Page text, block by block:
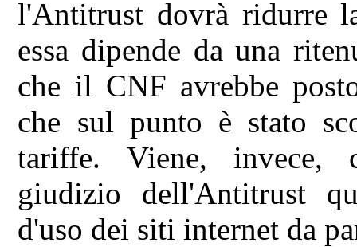
l'Antitrust dovrà ridurre
essa dipende da una
che il CNF avrebbe
che sul punto è stato
tariffe. Viene, invece,
giudizio dell'Antitrust
d'uso dei siti internet da